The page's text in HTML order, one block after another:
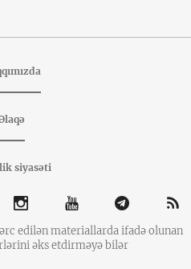
siyasəti
edilən materiallarda ifadə olunan
əks etdirməyə bilər